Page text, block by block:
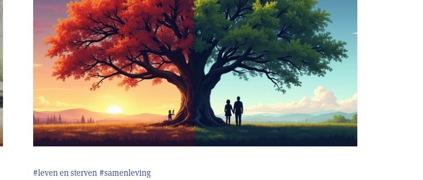
#leven en sterven #samenleving